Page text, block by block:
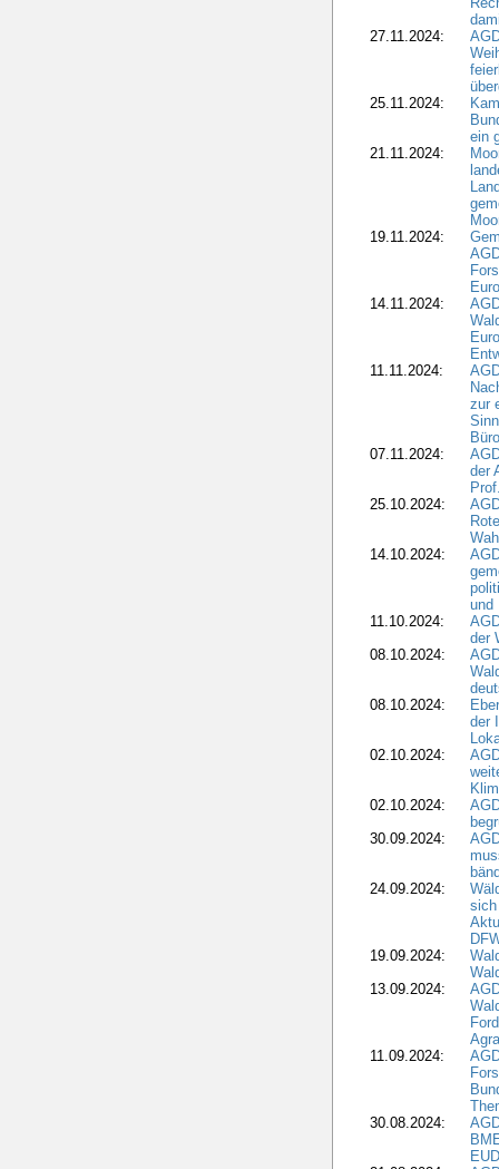
27.11.2024:
25.11.2024:
ein
21.11.2024:
19.11.2024:
14.11.2024:
11.11.2024:
zur
07.11.2024:
der
25.10.2024:
14.10.2024:
und
11.10.2024:
der
08.10.2024:
08.10.2024:
der
02.10.2024:
02.10.2024:
30.09.2024:
24.09.2024:
sich
19.09.2024:
13.09.2024:
11.09.2024:
30.08.2024: